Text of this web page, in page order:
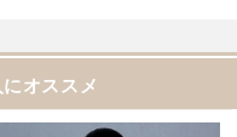
オススメ